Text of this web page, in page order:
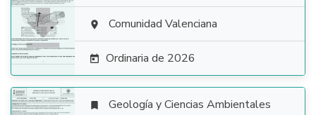
  Comunidad Valenciana
 Ordinaria de 2026
 Geología y Ciencias Ambientales